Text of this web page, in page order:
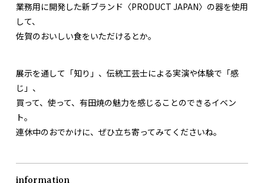
業務用に開発した新ブランド〈PRODUCT JAPAN〉の器を使用
して、
佐賀のおいしい食をいただけるとか。
展示を通して「知り」、伝統工芸士による実演や体験で「感
じ」、
買って、使って、有田焼の魅力を感じることのできるイベン
ト。
連休中のおでかけに、ぜひ立ち寄ってみてくださいね。
information